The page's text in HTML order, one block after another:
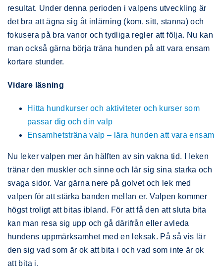
resultat. Under denna perioden i valpens utveckling är
det bra att ägna sig åt inlärning (kom, sitt, stanna) och
fokusera på bra vanor och tydliga regler att följa. Nu kan
man också gärna börja träna hunden på att vara ensam
kortare stunder.
Vidare läsning
Hitta hundkurser och aktiviteter och kurser som
passar dig och din valp
Ensamhetsträna valp – lära hunden att vara ensam
Nu leker valpen mer än hälften av sin vakna tid. I leken
tränar den muskler och sinne och lär sig sina starka och
svaga sidor. Var gärna nere på golvet och lek med
valpen för att stärka banden mellan er. Valpen kommer
högst troligt att bitas ibland. För att få den att sluta bita
kan man resa sig upp och gå därifrån eller avleda
hundens uppmärksamhet med en leksak. På så vis lär
den sig vad som är ok att bita i och vad som inte är ok
att bita i.